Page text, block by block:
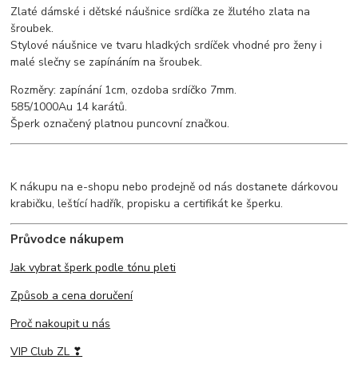
Zlaté dámské i dětské náušnice srdíčka ze žlutého zlata na
šroubek.
Stylové náušnice ve tvaru hladkých srdíček vhodné pro ženy i
malé slečny se zapínáním na šroubek.
Rozměry: zapínání 1cm, ozdoba srdíčko 7mm.
585/1000Au 14 karátů.
Šperk označený platnou puncovní značkou.
K nákupu na e-shopu nebo prodejně od nás dostanete dárkovou
krabičku, leštící hadřík, propisku a certifikát ke šperku.
Průvodce nákupem
Jak vybrat šperk podle tónu pleti
Způsob a cena doručení
Proč nakoupit u nás
VIP Club ZL ❣